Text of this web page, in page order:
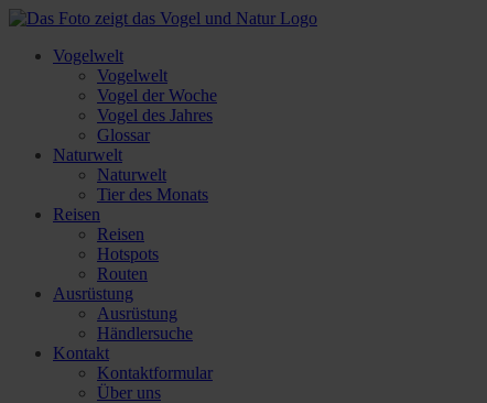
Vogelwelt
Vogelwelt
Vogel der Woche
Vogel des Jahres
Glossar
Naturwelt
Naturwelt
Tier des Monats
Reisen
Reisen
Hotspots
Routen
Ausrüstung
Ausrüstung
Händlersuche
Kontakt
Kontaktformular
Über uns